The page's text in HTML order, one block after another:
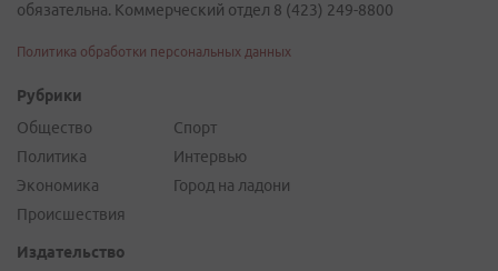
обязательна. Коммерческий отдел 8 (423) 249-8800
Политика обработки персональных данных
Рубрики
Общество
Политика
Экономика
Происшествия
Спорт
Интервью
Город на ладони
Издательство